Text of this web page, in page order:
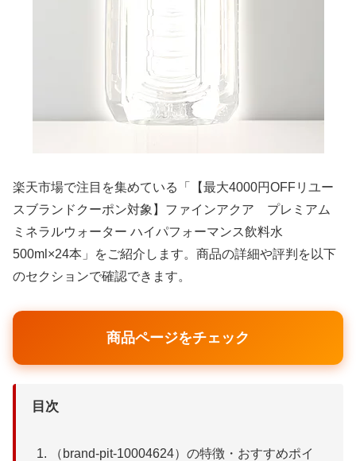
楽天市場で注目を集めている「【最大4000円OFFリユー
スブランドクーポン対象】ファインアクア プレミアム
ミネラルウォーター ハイパフォーマンス飲料水
500ml×24本」をご紹介します。商品の詳細や評判を以下
のセクションで確認できます。
商品ページをチェック
目次
（brand-pit-10004624）の特徴・おすすめポイ